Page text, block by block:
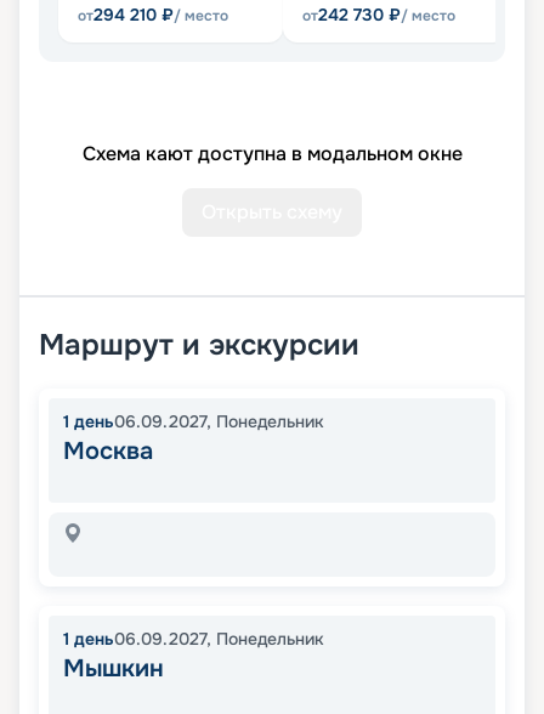
от294 210 ₽/ место
от242 730 ₽/ место
Схема кают доступна в модальном окне
Маршрут и экскурсии
1 день06.09.2027, Понедельник
Москва
1 день06.09.2027, Понедельник
Мышкин